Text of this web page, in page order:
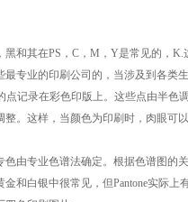
其在PS，C，M，Y是常见的，K.
专业的印刷公司的，当涉及到各类
记录在彩色印版上。这些点由半
。这样，当颜色为印刷时，肉眼可
专业色谱法确定。根据色谱图的
和白银中很常见，但Pantone实际